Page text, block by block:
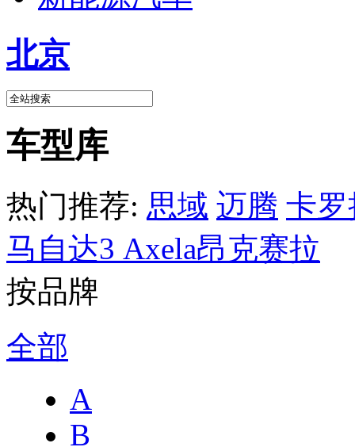
北京
车型库
热门推荐: 思域 迈腾 卡罗
马自达3 Axela昂克赛拉
按品牌
全部
A
B